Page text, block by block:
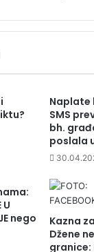
Naplate
SMS
bh.
poslala
U
nego
Kazna
Džene
granice: